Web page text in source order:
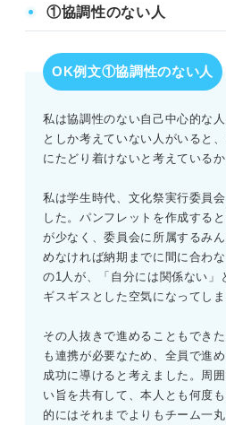
①協調性のない人
OK例文①協調性のない人
私は協調性のない自己中心的な
としか考えていない人がいると
にたどり着けないと考えているか
私は学生時代、文化祭実行委員
した。パンフレットを作成する
が少なく、委員会に所属するみ
めなければ納期までに間に合わ
の1人が、「自分には関係ない」
ギスギスとした空気になってし
その人抜きで進めることもでき
も連携が必要なため、全員で進
成功に導けると考えました。周
い旨を共有して、本人とも何度
的にはそれまでよりもチーム一